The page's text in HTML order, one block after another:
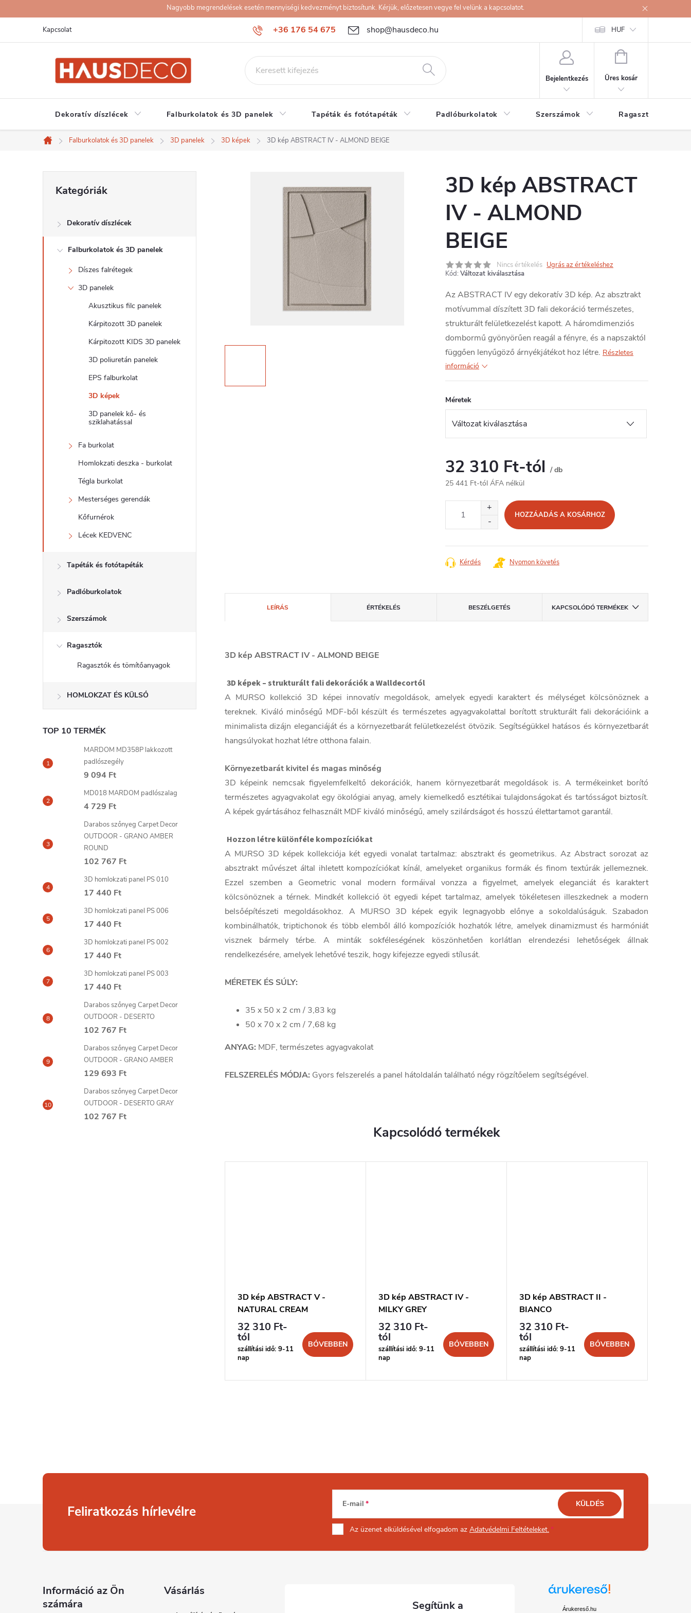
a
Nagyobb megrendelések esetén mennyiségi kedvezményt biztosítunk. Kérjük, előzetesen vegye fel velünk a kapcsolatot.
+36 176 54 675 shop@hausdeco.hu
Kapcsolat HUF
Bejelentkezés
KOSÁR
Üres kosár
Dekoratív díszlécek Falburkolatok és 3D panelek Tapéták és fotótapéták Padlóburkolatok Szerszámok Ragasztók
Kezdőlap
Falburkolatok és 3D panelek 3D panelek 3D képek 3D kép ABSTRACT IV - ALMOND BEIGE
O
d
átugrása
Kategóriák
Dekoratív díszlécek
Falburkolatok és 3D panelek
Díszes falrétegek
3D panelek
Akusztikus filc panelek
Kárpitozott 3D panelek
Kárpitozott KIDS 3D panelek
3D poliuretán panelek
EPS falburkolat
3D képek
3D panelek kő- és
sziklahatással
Fa burkolat
Homlokzati deszka - burkolat
Tégla burkolat
Mesterséges gerendák
Kőfurnérok
Lécek KEDVENC
Tapéták és fotótapéták
Padlóburkolatok
Szerszámok
Ragasztók
Ragasztók és tömítőanyagok
HOMLOKZAT ÉS KÜLSŐ
TOP 10 TERMÉK
MARDOM MD358P lakkozott
padlószegély
9 094 Ft
MD018 MARDOM padlószalag
4 729 Ft
Darabos szőnyeg Carpet Decor
OUTDOOR - GRANO AMBER
ROUND
102 767 Ft
3D homlokzati panel PS 010
17 440 Ft
3D homlokzati panel PS 006
17 440 Ft
3D homlokzati panel PS 002
17 440 Ft
3D homlokzati panel PS 003
17 440 Ft
Darabos szőnyeg Carpet Decor
OUTDOOR - DESERTO
102 767 Ft
Darabos szőnyeg Carpet Decor
OUTDOOR - GRANO AMBER
129 693 Ft
Darabos szőnyeg Carpet Decor
OUTDOOR - DESERTO GRAY
102 767 Ft
3D kép ABSTRACT
IV - ALMOND
BEIGE
Nincs értékelés Ugrás az értékeléshez
Kód: Változat kiválasztása
Az ABSTRACT IV egy dekoratív 3D kép. Az absztrakt
motívummal díszített 3D fali dekoráció természetes,
strukturált felületkezelést kapott. A háromdimenziós
dombormű gyönyörűen reagál a fényre, és a napszaktól
függően lenyűgöző árnyékjátékot hoz létre. Részletes
információ
Méretek
32 310 Ft-tól / db
25 441 Ft-tól ÁFA nélkül
HOZZÁADÁS A KOSÁRHOZ
Kérdés Nyomon követés
LEÍRÁS ÉRTÉKELÉS BESZÉLGETÉS KAPCSOLÓDÓ TERMÉKEK
3D kép ABSTRACT IV - ALMOND BEIGE
3D képek – strukturált fali dekorációk a Walldecortól
A MURSO kollekció 3D képei innovatív megoldások, amelyek egyedi karaktert és mélységet kölcsönöznek a
tereknek. Kiváló minőségű MDF-ből készült és természetes agyagvakolattal borított strukturált fali dekorációink a
minimalista dizájn eleganciáját és a környezetbarát felületkezelést ötvözik. Segítségükkel hatásos és környezetbarát
hangsúlyokat hozhat létre otthona falain.
Környezetbarát kivitel és magas minőség
3D képeink nemcsak figyelemfelkeltő dekorációk, hanem környezetbarát megoldások is. A termékeinket borító
természetes agyagvakolat egy ökológiai anyag, amely kiemelkedő esztétikai tulajdonságokat és tartósságot biztosít.
A képek gyártásához felhasznált MDF kiváló minőségű, amely szilárdságot és hosszú élettartamot garantál.
Hozzon létre különféle kompozíciókat
A MURSO 3D képek kollekciója két egyedi vonalat tartalmaz: absztrakt és geometrikus. Az Abstract sorozat az
absztrakt művészet által ihletett kompozíciókat kínál, amelyeket organikus formák és finom textúrák jellemeznek.
Ezzel szemben a Geometric vonal modern formáival vonzza a figyelmet, amelyek eleganciát és karaktert
kölcsönöznek a térnek. Mindkét kollekció öt egyedi képet tartalmaz, amelyek tökéletesen illeszkednek a modern
belsőépítészeti megoldásokhoz. A MURSO 3D képek egyik legnagyobb előnye a sokoldalúságuk. Szabadon
kombinálhatók, triptichonok és több elemből álló kompozíciók hozhatók létre, amelyek dinamizmust és harmóniát
visznek bármely térbe. A minták sokféleségének köszönhetően korlátlan elrendezési lehetőségek állnak
rendelkezésére, amelyek lehetővé teszik, hogy kifejezze egyedi stílusát.
MÉRETEK ÉS SÚLY:
35 x 50 x 2 cm / 3,83 kg
50 x 70 x 2 cm / 7,68 kg
ANYAG: MDF, természetes agyagvakolat
FELSZERELÉS MÓDJA: Gyors felszerelés a panel hátoldalán található négy rögzítőelem segítségével.
Kapcsolódó termékek
3D kép ABSTRACT V -
NATURAL CREAM
32 310 Ft-
tól
szállítási idő: 9-11
nap
BŐVEBBEN
3D kép ABSTRACT IV -
MILKY GREY
32 310 Ft-
tól
szállítási idő: 9-11
nap
BŐVEBBEN
3D kép ABSTRACT II -
BIANCO
32 310 Ft-
tól
szállítási idő: 9-11
nap
BŐVEBBEN
Feliratkozás hírlevélre E-mail
Az üzenet elküldésével elfogadom az Adatvédelmi Feltételeket.
KÜLDÉS
Információ az Ön
számára
Vásárlás
Árukereső.hu